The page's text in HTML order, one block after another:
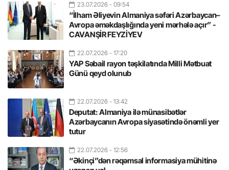
23.07.2026 - 09:54
“İlham Əliyevin Almaniya səfəri Azərbaycan–
Avropa əməkdaşlığında yeni mərhələ açır” -
CAVANŞİR FEYZİYEV
22.07.2026 - 17:20
YAP Səbail rayon təşkilatında Milli Mətbuat
Günü qeyd olunub
22.07.2026 - 13:42
Deputat: Almaniya ilə münasibətlər
Azərbaycanın Avropa siyasətində önəmli yer
tutur
22.07.2026 - 12:56
“Əkinçi”dən rəqəmsal informasiya mühitinə